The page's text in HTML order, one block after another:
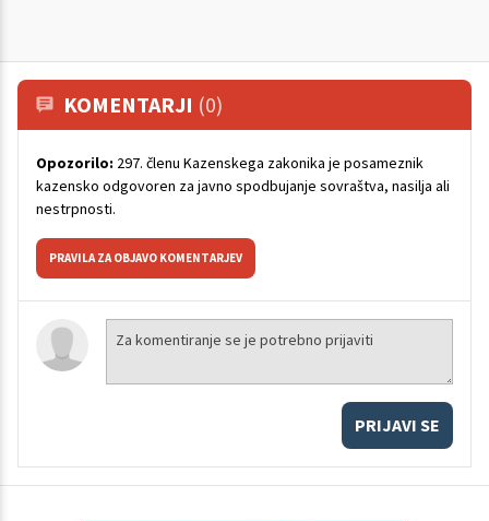
KOMENTARJI (0)
Opozorilo: 297. členu Kazenskega zakonika je posameznik
kazensko odgovoren za javno spodbujanje sovraštva, nasilja ali
nestrpnosti.
PRAVILA ZA OBJAVO KOMENTARJEV
PRIJAVI SE